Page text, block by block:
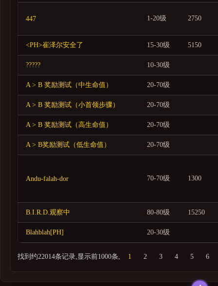
传说
英雄
团队（10）
团队（25）
场景战役
其他
447 1-20级 2750
<PH>崔泽尔安全了 15-30级 5150
????? 10-30级
A > B 奖励测试（中生命值） 20-70级
A > B 奖励测试（小首领步骤） 20-70级
A > B 奖励测试（高生命值） 20-70级
A > B奖励测试（低生命值） 20-70级
Andu-falah-dor 70-70级 1300
B.I.R.D.观察中 80-80级 15250
Blahblah[PH] 20-30级
找到约22014条记录,显示前1000条, 1 2 3 4 5 6